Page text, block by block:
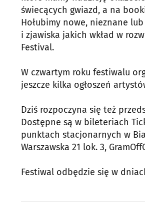
świecących gwiazd, a na
Hołubimy nowe, nieznane
i zjawiska jakich wkład w
Festival.
W czwartym roku festiwalu
jeszcze kilka ogłoszeń
Dziś rozpoczyna się też
Dostępne są w bileteriach
punktach stacjonarnych w
Warszawska 21 lok. 3,
Festiwal odbędzie się w